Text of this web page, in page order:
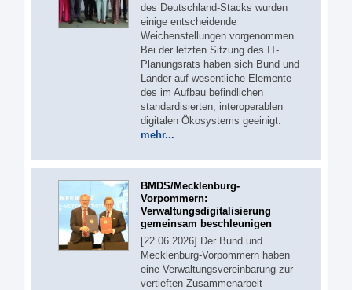
des Deutschland-Stacks wurden
einige entscheidende
Weichenstellungen vorgenommen.
Bei der letzten Sitzung des IT-
Planungsrats haben sich Bund und
Länder auf wesentliche Elemente
des im Aufbau befindlichen
standardisierten, interoperablen
digitalen Ökosystems geeinigt.
mehr...
BMDS/Mecklenburg-
Vorpommern:
Verwaltungsdigitalisierung
gemeinsam beschleunigen
[22.06.2026] Der Bund und
Mecklenburg-Vorpommern haben
eine Verwaltungsvereinbarung zur
vertieften Zusammenarbeit